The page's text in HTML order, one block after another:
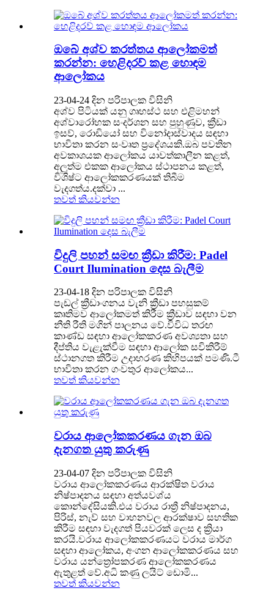
ඔබේ අශ්ව කරත්තය ආලෝකමත්
කරන්න: හෙළිදරව් කළ හොඳම
ආලෝකය
23-04-24 දින පරිපාලක විසිනි
අශ්ව පිටියක් යනු ගෘහස්ථ සහ එළිමහන්
අශ්වාරෝහක සංදර්ශන සහ පුහුණුව, ක්‍රීඩා
ඉසව්, රොඩියෝ සහ විනෝදාස්වාදය සඳහා
භාවිතා කරන සංවෘත ප්‍රදේශයකි.ඔබ පවතින
අවකාශයක ආලෝකය යාවත්කාලීන කළත්,
අලුත්ම එකක ආලෝකය ස්ථාපනය කළත්,
විශිෂ්ට ආලෝකකරණයක් තිබීම
වැදගත්ය.දක්වා ...
තවත් කියවන්න
විදුලි පහන් සමඟ ක්‍රීඩා කිරීම: Padel
Court Ilumination දෙස බැලීම
23-04-18 දින පරිපාලක විසිනි
පැඩල් ක්‍රීඩාංගනය වැනි ක්‍රීඩා පහසුකම්
කෘතිමව ආලෝකමත් කිරීම ක්‍රීඩාව සඳහා වන
නීති රීති මගින් පාලනය වේ.විවිධ තරඟ
කාණ්ඩ සඳහා ආලෝකකරණ අවශ්‍යතා සහ
දීප්තිය වැළැක්වීම සඳහා ආලෝක සවිකිරීම්
ස්ථානගත කිරීම උදාහරණ කිහිපයක් පමණි.ටී
භාවිතා කරන ගංවතුර ආලෝකය...
තවත් කියවන්න
වරාය ආලෝකකරණය ගැන ඔබ
දැනගත යුතු කරුණු
23-04-07 දින පරිපාලක විසිනි
වරාය ආලෝකකරණය ආරක්ෂිත වරාය
නිෂ්පාදනය සඳහා අත්යවශ්ය
කොන්දේසියකි.එය වරාය රාත්‍රී නිෂ්පාදනය,
පිරිස්, නැව් සහ වාහනවල ආරක්ෂාව සහතික
කිරීම සඳහා වැදගත් පියවරක් ලෙස ද ක්‍රියා
කරයි.වරාය ආලෝකකරණයට වරාය මාර්ග
සඳහා ආලෝකය, අංගන ආලෝකකරණය සහ
වරාය යන්ත්‍රෝපකරණ ආලෝකකරණය
ඇතුළත් වේ.අධි කණු ලයිට් ඩොමි...
තවත් කියවන්න